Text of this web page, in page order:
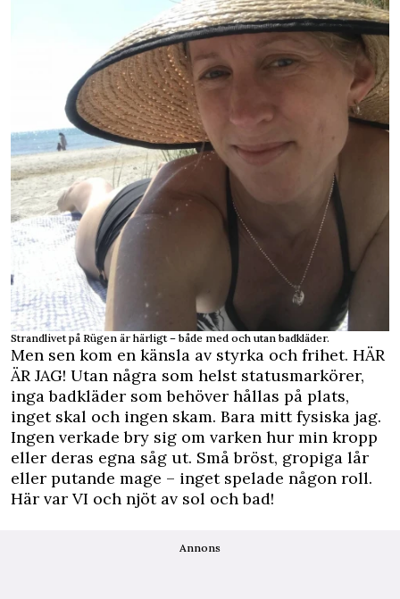
Strandlivet på Rügen är härligt – både med och utan badkläder.
Men sen kom en känsla av styrka och frihet. HÄR
ÄR JAG! Utan några som helst statusmarkörer,
inga badkläder som behöver hållas på plats,
inget skal och ingen skam. Bara mitt fysiska jag.
Ingen verkade bry sig om varken hur min kropp
eller deras egna såg ut. Små bröst, gropiga lår
eller putande mage – inget spelade någon roll.
Här var VI och njöt av sol och bad!
Annons